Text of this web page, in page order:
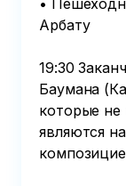
•
Арбату
19:30
Баумана
которые
являются